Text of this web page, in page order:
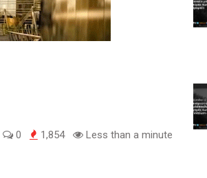
0 1,854 Less than a minute